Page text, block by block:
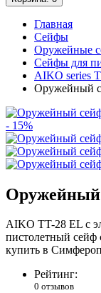
Главная
Сейфы
Оружейные
Сейфы для
AIKO series
Оружейный
- 15%
Оружейный
AIKO TT-28 EL с
пистолетный сейф
купить в
Рейтинг:
0 отзывов